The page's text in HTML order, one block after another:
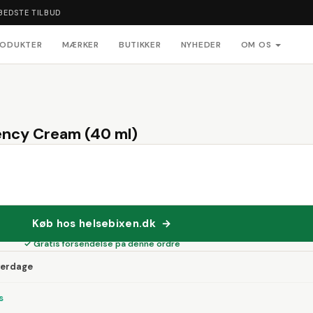
TILBUD
MÆRKER BUTIKKER NYHEDER OM OS
Cream (40 ml)
Køb hos helsebixen.dk →
✓ Gratis forsendelse på denne ordre